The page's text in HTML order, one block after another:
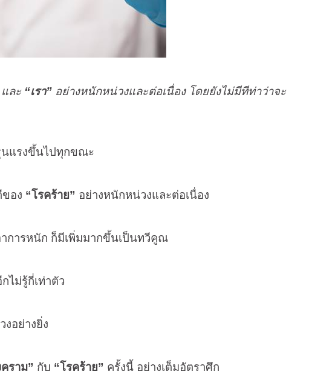
และ “เรา” อย่างหนักหน่วงและต่อเนื่อง โดยยังไม่มีทีท่าว่าจะ
นแรงขึ้นไปทุกขณะ
อง “โรคร้าย” อย่างหนักหน่วงและต่อเนื่อง
ารหนัก ก็มีเพิ่มมากขึ้นเป็นทวีคูณ
ไม่รู้กี่เท่าตัว
อย่างยิ่ง
ราม” กับ “โรคร้าย” ครั้งนี้ อย่างเต็มอัตราศึก